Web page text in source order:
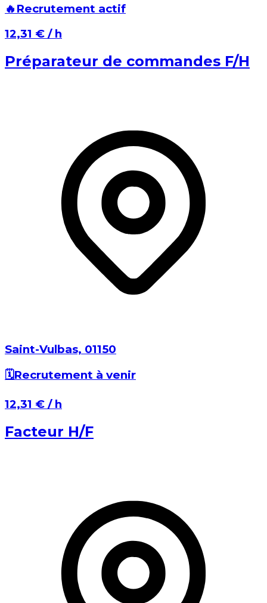
🔥 Recrutement actif
⁨12,31 €⁩ / h
Préparateur de commandes F/H
Saint-Vulbas⁩, ⁨01150⁩
🗓️Recrutement à venir
⁨12,31 €⁩ / h
Facteur H/F